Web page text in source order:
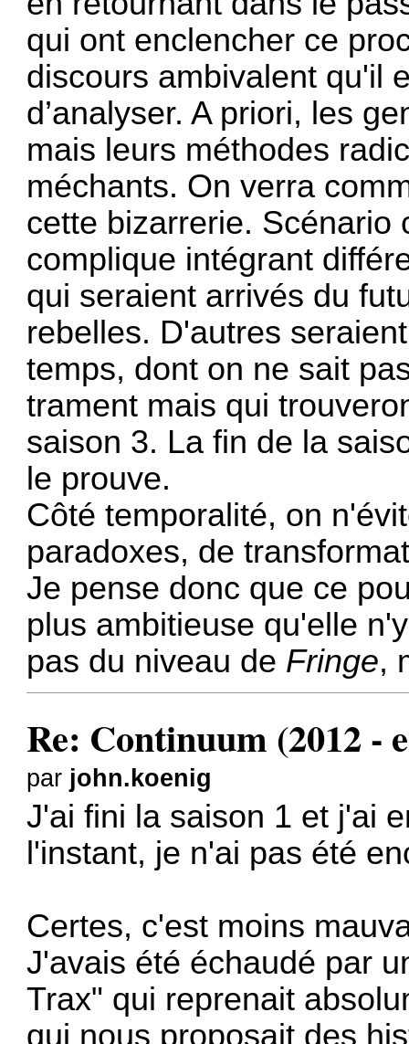
qui ont enclencher ce
discours ambivalent qu'il
d’analyser. A priori, les
mais leurs méthodes
méchants. On verra
cette bizarrerie. Scénario
complique intégrant
qui seraient arrivés du
rebelles. D'autres
temps, dont on ne sait
trament mais qui
saison 3. La fin de la
le prouve.
Côté temporalité, on
paradoxes, de
Je pense donc que ce
plus ambitieuse qu'elle
pas du niveau de Fringe,
Re: Continuum (2012 -
par john.koenig
J'ai fini la saison 1 et j'ai
l'instant, je n'ai pas été
Certes, c'est moins
J'avais été échaudé par
Trax" qui reprenait
qui nous proposait des